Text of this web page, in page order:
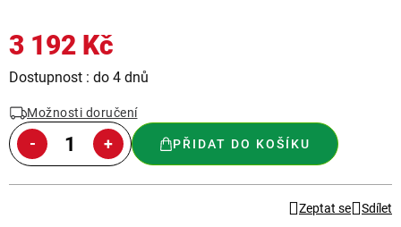
3 192 Kč
Měrná
Dostupnost : do 4 dnů
Možnosti doručení
PŘIDAT DO KOŠÍKU
Zeptat se Sdílet